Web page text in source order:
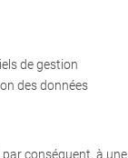
de gestion
des données
conséquent, à une